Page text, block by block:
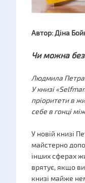
Автор: Діна
Чи можна
Людмила
У книзі
пріоритети в
себе в гонці
У новій книзі
майстерно
інших сферах
врятує, якщо
книзі майже